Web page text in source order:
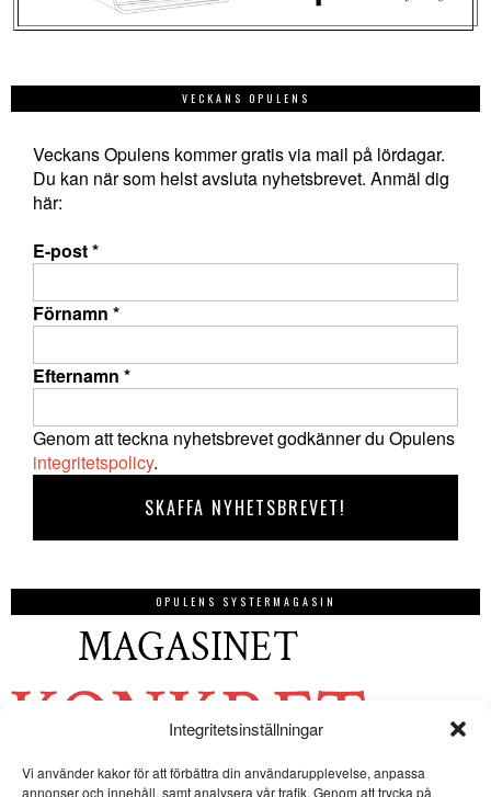
Integritetsinställningar
Vi använder kakor för att förbättra din användarupplevelse, anpassa
annonser och innehåll, samt analysera vår trafik. Genom att trycka på
VECKANS OPULENS
Veckans Opulens kommer gratis via mail på lördagar.
Du kan när som helst avsluta nyhetsbrevet. Anmäl dig
här:
E-post*
Förnamn *
Efternamn *
Genom att teckna nyhetsbrevet godkänner du Opulens
integritetspolicy.
OPULENS SYSTERMAGASIN